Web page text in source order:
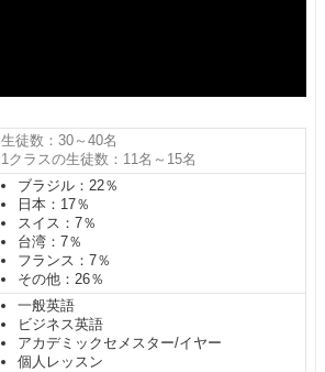
生徒数：30～40名
1クラスの生徒数：11名～15名
ブラジル：22％
日本：17％
スイス：7％
台湾：7％
フランス：7％
その他：26％
一般英語
ビジネス英語
アカデミックセメスター/イヤー
個人レッスン